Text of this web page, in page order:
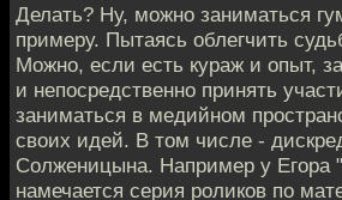
Делать? Ну, можно заниматься
примеру. Пытаясь облегчить
Можно, если есть кураж и опыт,
и непосредственно принять
заниматься в медийном
своих идей. В том числе -
Солженицына. Например у Егора
намечается серия роликов по